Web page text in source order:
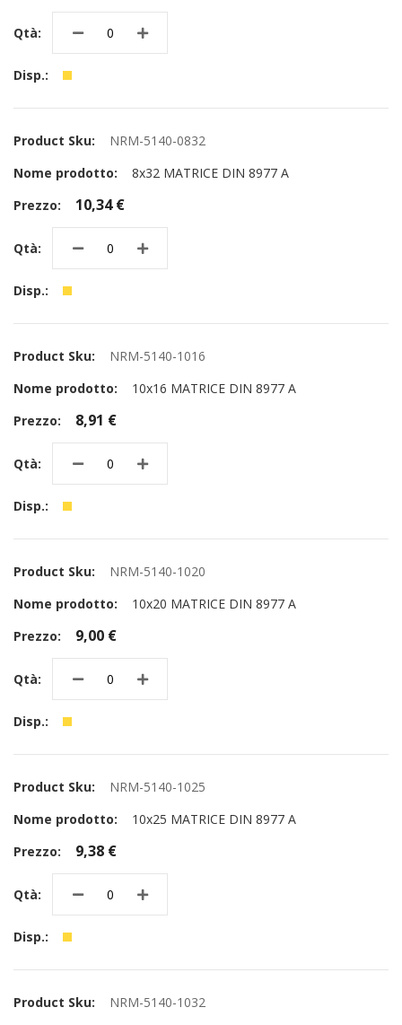
NRM-5140-0832
8x32 MATRICE DIN 8977 A
10,34 €
NRM-5140-1016
10x16 MATRICE DIN 8977 A
8,91 €
NRM-5140-1020
10x20 MATRICE DIN 8977 A
9,00 €
NRM-5140-1025
10x25 MATRICE DIN 8977 A
9,38 €
NRM-5140-1032